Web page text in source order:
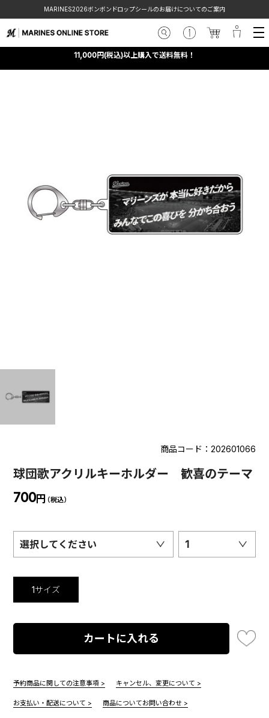
MARINES2026ボンボンドロップシールのお届けについてのご案内
11,000円(税込)以上購入で送料無料！
商品コード：202601066
球団歌アクリルキーホルダー 歓喜のテーマ
700円 （税込）
選択してください 1
1サイズ
カートに入れる
予約商品に関しての注意事項 > キャンセル、変更について >
お支払い・配送について > 商品についてお問い合わせ >